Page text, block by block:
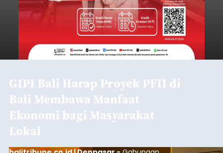
GIPI Bali Harap Proyek PFII di
Bali Membawa Manfaat
Ekonomi bagi Masyarakat
Lokal